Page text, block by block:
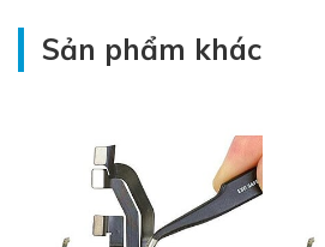
Sản phẩm khác